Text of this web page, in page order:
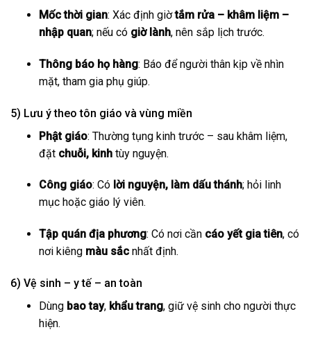
Mốc thời gian: Xác định giờtắm rửa – khâm liệm –
nhập quan; nếu có giờ lành, nên sắp lịch trước.
Thông báo họ hàng: Báo để người thân kịp về nhìn
mặt, tham gia phụ giúp.
5) Lưu ý theo tôn giáo và vùng miền
Phật giáo: Thường tụng kinh trước – sau khâm liệm,
đặt chuỗi, kinhtùy nguyện.
Công giáo: Có lời nguyện, làm dấu thánh; hỏi linh
mục hoặc giáo lý viên.
Tập quán địa phương: Có nơi cần cáo yết gia tiên, có
nơi kiêng màu sắcnhất định.
6) Vệ sinh – y tế – an toàn
Dùng bao tay, khẩu trang, giữ vệ sinh cho người thực
hiện.